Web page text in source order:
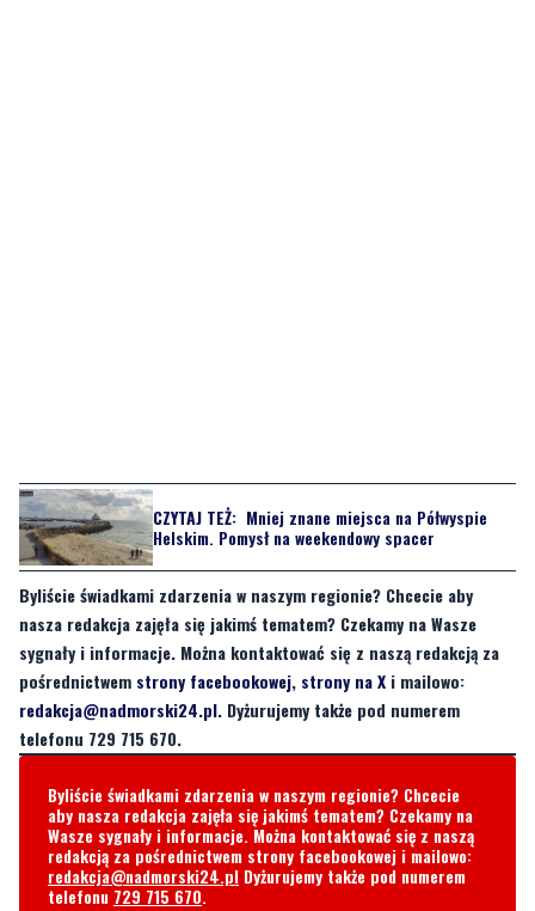
CZYTAJ TEŻ: Mniej znane miejsca na Półwyspie
Helskim. Pomysł na weekendowy spacer
Byliście świadkami zdarzenia w naszym regionie? Chcecie aby
nasza redakcja zajęła się jakimś tematem? Czekamy na Wasze
sygnały i informacje. Można kontaktować się z naszą redakcją za
pośrednictwem strony facebookowej, strony na X i mailowo:
redakcja@nadmorski24.pl. Dyżurujemy także pod numerem
telefonu 729 715 670.
Byliście świadkami zdarzenia w naszym regionie? Chcecie
aby nasza redakcja zajęła się jakimś tematem? Czekamy na
Wasze sygnały i informacje. Można kontaktować się z naszą
redakcją za pośrednictwem strony facebookowej i mailowo:
redakcja@nadmorski24.pl Dyżurujemy także pod numerem
telefonu 729 715 670.